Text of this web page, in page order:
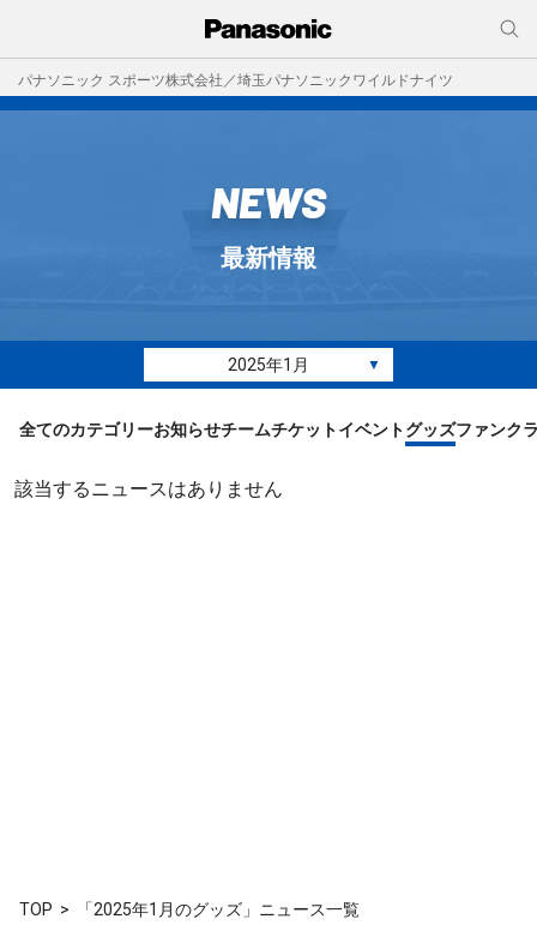
パナソニック スポーツ株式会社／埼玉パナソニックワイルドナイツ
NEWS
最新情報
2025年1月 ▼
全てのカテゴリーお知らせチームチケットイベントグッズファンク
該当するニュースはありません
TOP 「2025年1月のグッズ」ニュース一覧